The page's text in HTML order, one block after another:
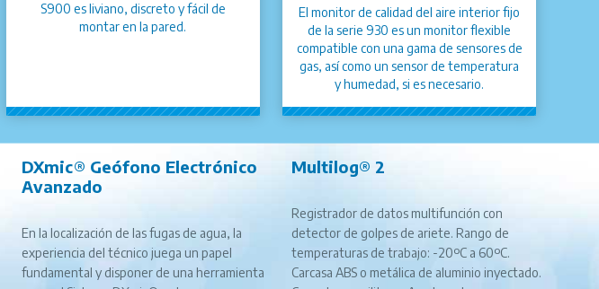
S900 es liviano, discreto y fácil de
montar en la pared.
El monitor de calidad del aire interior fijo
de la serie 930 es un monitor flexible
compatible con una gama de sensores de
gas, así como un sensor de temperatura
y humedad, si es necesario.
DXmic® Geófono Electrónico
Avanzado
En la localización de las fugas de agua, la
experiencia del técnico juega un papel
fundamental y disponer de una herramienta
Multilog® 2
Registrador de datos multifunción con
detector de golpes de ariete. Rango de
temperaturas de trabajo: -20ºC a 60ºC.
Carcasa ABS o metálica de aluminio inyectado.